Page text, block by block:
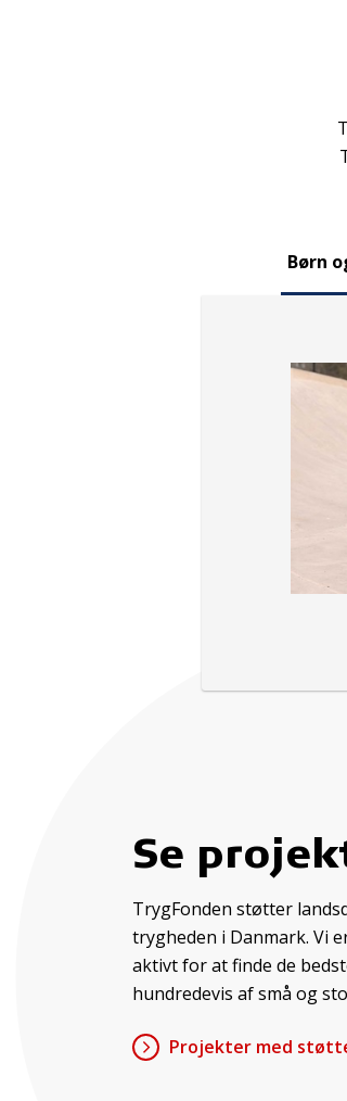
Børn
Se
TrygFonden støtter
trygheden i Danmark. Vi
aktivt for at finde de
hundredevis af små og
Projekter med